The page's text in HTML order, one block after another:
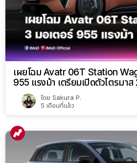
เผยโฉม Avatr 06T Station
955 แรงม้า เตรียมเปิดตัวไตรมาส
โดย Sakura P.
5 เดือนที่แล้ว